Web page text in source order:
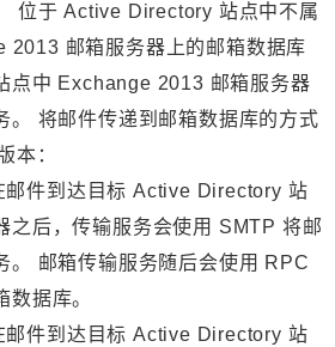
位于 Active Directory 站点中不属
2013 邮箱服务器上的邮箱数据库
点中 Exchange 2013 邮箱服务器
。 将邮件传递到邮箱数据库的方式
本：
件到达目标 Active Directory 站
之后，传输服务会使用 SMTP 将邮
。 邮箱传输服务随后会使用 RPC
据库。
件到达目标 Active Directory 站